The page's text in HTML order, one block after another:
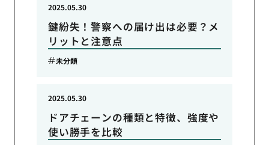
鍵紛失！警察への届け出は必要？メ
リットと注意点
2025.05.30
未分類
ドアチェーンの種類と特徴、強度や
使い勝手を比較
2025.05.30